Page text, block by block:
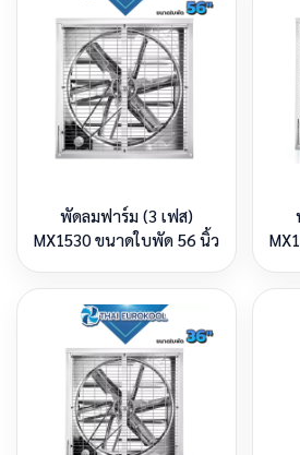
พัดลมฟาร์ม (3 เฟส)
MX1530 ขนาดใบพัด 56 นิ้ว